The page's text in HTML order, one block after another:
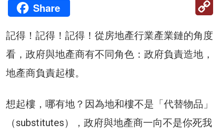
Share
記得！記得！記得！從房地產行業產業鏈的角度
看，政府與地產商有不同角色：政府負責造地，
地產商負責起樓。
想起樓，哪有地？因為地和樓不是「代替物品」
（substitutes），政府與地產商一向不是你死我